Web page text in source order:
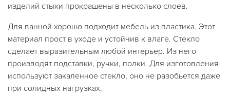
изделий стыки прокрашены в несколько слоев.
Для ванной хорошо подходит мебель из пластика. Этот
материал прост в уходе и устойчив к влаге. Стекло
сделает выразительным любой интерьер. Из него
производят подставки, ручки, полки. Для изготовления
используют закаленное стекло, оно не разобьется даже
при солидных нагрузках.